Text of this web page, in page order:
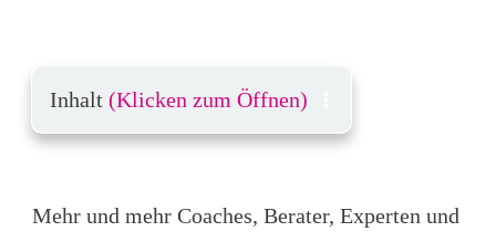
Inhalt (Klicken zum Öffnen)
Mehr und mehr Coaches, Berater, Experten und